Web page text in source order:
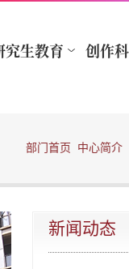
部门首页 中心简介
新闻动态